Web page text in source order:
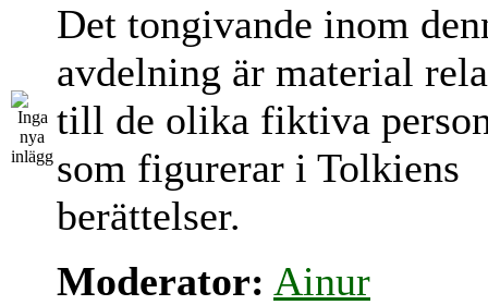
Det tongivande inom
avdelning är material
till de olika fiktiva
som figurerar i Tolkiens
berättelser.
Moderator: Ainur